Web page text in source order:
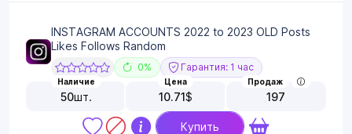
INSTAGRAM ACCOUNTS 2022 to 2023 OLD Posts
Likes Follows Random
0% Гарантия: 1 час
Наличие
50шт.
Цена
10.71$
Продаж
197
Купить